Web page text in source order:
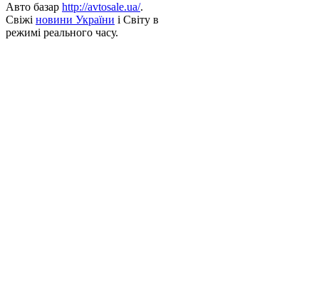
Авто базар http://avtosale.ua/.
Свіжі новини України і Світу в
режимі реального часу.